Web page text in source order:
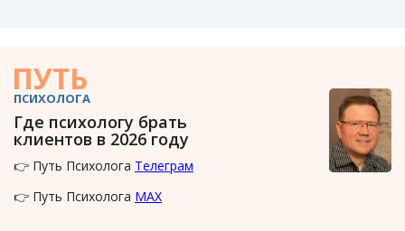
ПУТЬ
ПСИХОЛОГА
Где психологу брать
клиентов в 2026 году
👉 Путь Психолога Телеграм
👉 Путь Психолога MAX